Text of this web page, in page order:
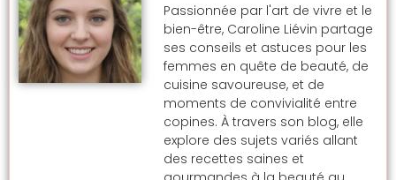
Passionnée par l'art de vivre et le
bien-être, Caroline Liévin partage
ses conseils et astuces pour les
femmes en quête de beauté, de
cuisine savoureuse, et de
moments de convivialité entre
copines. À travers son blog, elle
explore des sujets variés allant
des recettes saines et